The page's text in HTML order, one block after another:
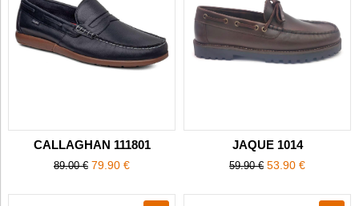
CALLAGHAN 111801
89.00 € 79.90 €
JAQUE 1014
59.90 € 53.90 €